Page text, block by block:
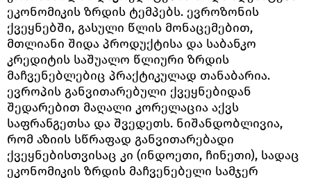
ეკონომიკის ზრდის ტემპებს. ევროზონის
ქვეყნებში, გასული წლის მონაცემებით,
მთლიანი შიდა პროდუქტისა და საბანკო
კრედიტის საშუალო წლიური ზრდის
მაჩვენებლებიც პრაქტიკულად თანაბარია.
ევროპის განვითარებული ქვეყნებიდან
შედარებით მაღალი კორელაცია აქვს
საფრანგეთსა და შვედეთს. ნიშანდობლივია,
რომ აზიის სწრაფად განვითარებადი
ქვეყნებისთვისაც კი (ინდოეთი, ჩინეთი), სადაც
ეკონომიკის ზრდის მაჩვენებელი სამჯერ